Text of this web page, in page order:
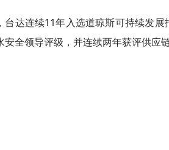
达连续11年入选道琼斯可持续发
全领导评级，并连续两年获评供应链